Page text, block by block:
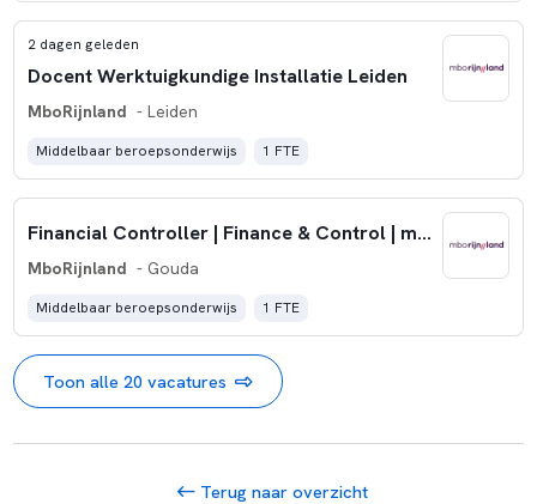
2 dagen geleden
Docent Werktuigkundige Installatie Leiden
MboRijnland - Leiden
Middelbaar beroepsonderwijs 1 FTE
Financial Controller | Finance & Control | mboRijnland | Leiden
MboRijnland - Gouda
Middelbaar beroepsonderwijs 1 FTE
Toon alle 20 vacatures
Terug naar overzicht